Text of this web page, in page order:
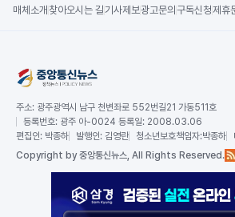
매체소개 찾아오시는 길기사제보광고문의 구독신청제휴
주소: 광주광역시 남구 천변좌로 552번길21 가동511호
등록번호: 광주 아-0024 등록일: 2008.03.06
편집인: 박종하 발행인: 김영란 청소년보호책임자:박종하
Copyright by 중앙통신뉴스, All Rights Reserved.